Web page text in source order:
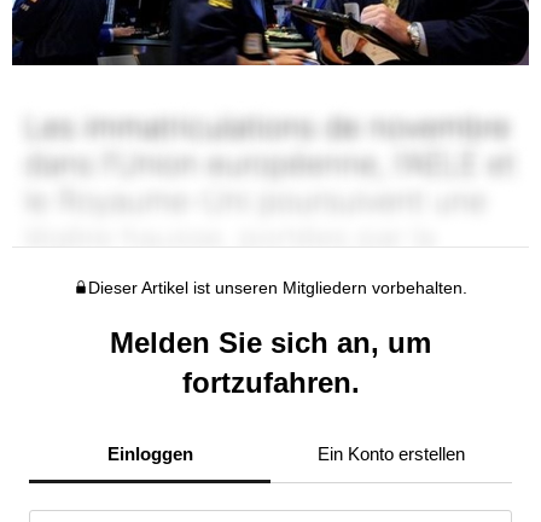
Dieser Artikel ist unseren Mitgliedern vorbehalten.
Melden Sie sich an, um
fortzufahren.
Einloggen Ein Konto erstellen